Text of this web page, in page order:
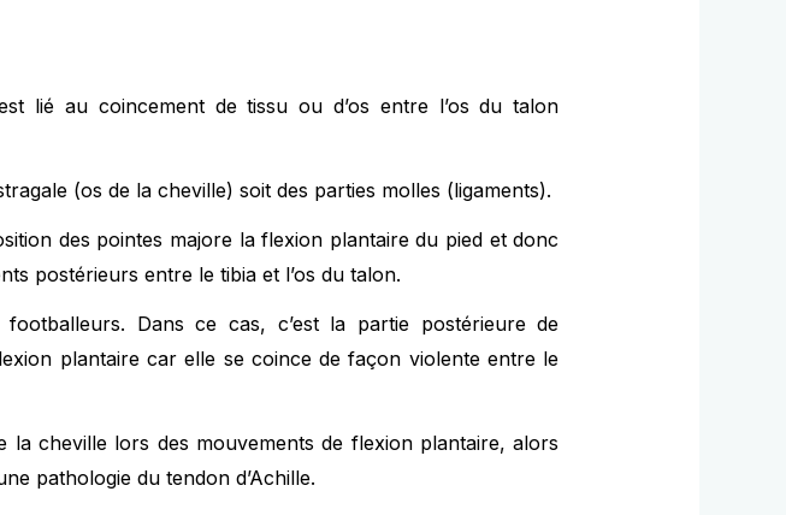
lié au coincement de tissu ou d’os entre l’os du talon
(os de la cheville) soit des parties molles (ligaments).
des pointes majore la flexion plantaire du pied et donc
postérieurs entre le tibia et l’os du talon.
Dans ce cas, c’est la partie postérieure de
plantaire car elle se coince de façon violente entre le
cheville lors des mouvements de flexion plantaire, alors
pathologie du tendon d’Achille.